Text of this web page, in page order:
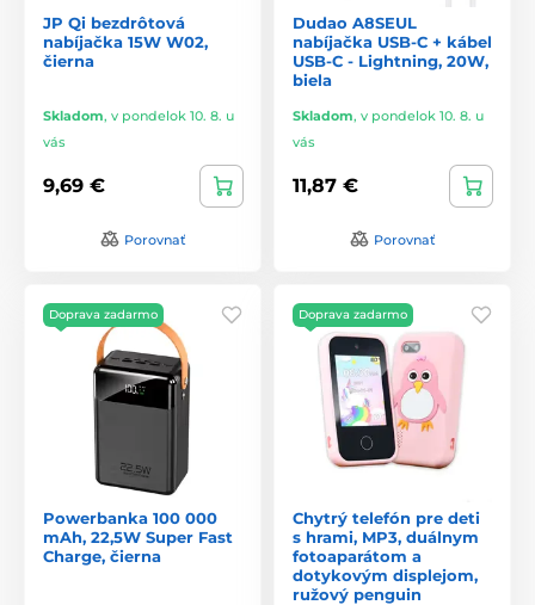
JP Qi bezdrôtová
nabíjačka 15W W02,
čierna
Skladom, v pondelok 10. 8. u
vás
9,69 €
Porovnať
Dudao A8SEUL
nabíjačka USB-C + kábel
USB-C - Lightning, 20W,
biela
Skladom, v pondelok 10. 8. u
vás
11,87 €
Porovnať
Doprava zadarmo
Powerbanka 100 000
mAh, 22,5W Super Fast
Charge, čierna
Doprava zadarmo
Chytrý telefón pre deti
s hrami, MP3, duálnym
fotoaparátom a
dotykovým displejom,
ružový penguin